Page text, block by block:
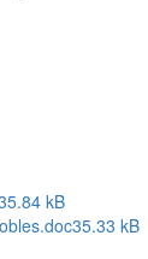
kB
35.33 kB